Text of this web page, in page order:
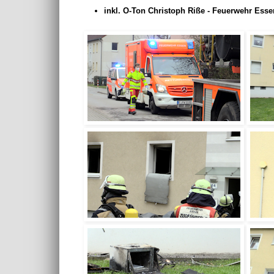
inkl. O-Ton Christoph Riße - Feuerwehr